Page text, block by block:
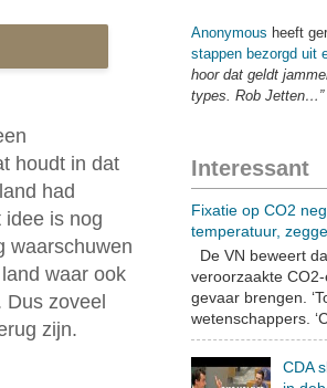
houdt in dat
had
is nog
waarschuwen
waar ook
zoveel
zijn.
Anonymous heeft
stappen bezorgd uit
hoor dat geldt
types. Rob Jetten…”
Interessant
Fixatie op CO2
temperatuur,
De VN beweert
veroorzaakte
gevaar brengen.
wetenschappers.
CDA